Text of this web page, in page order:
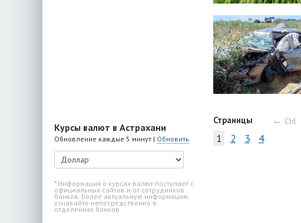
Курсы валют в Астрахани
Обновление каждые 5 минут | Обновить
* Информация о курсах валют поступает с
официальных сайтов и от сотрудников
банков. Более актуальную информацию
узнавайте непосредственно в
отделениях банков.
Страницы ← Ctrl
1
2 3 4